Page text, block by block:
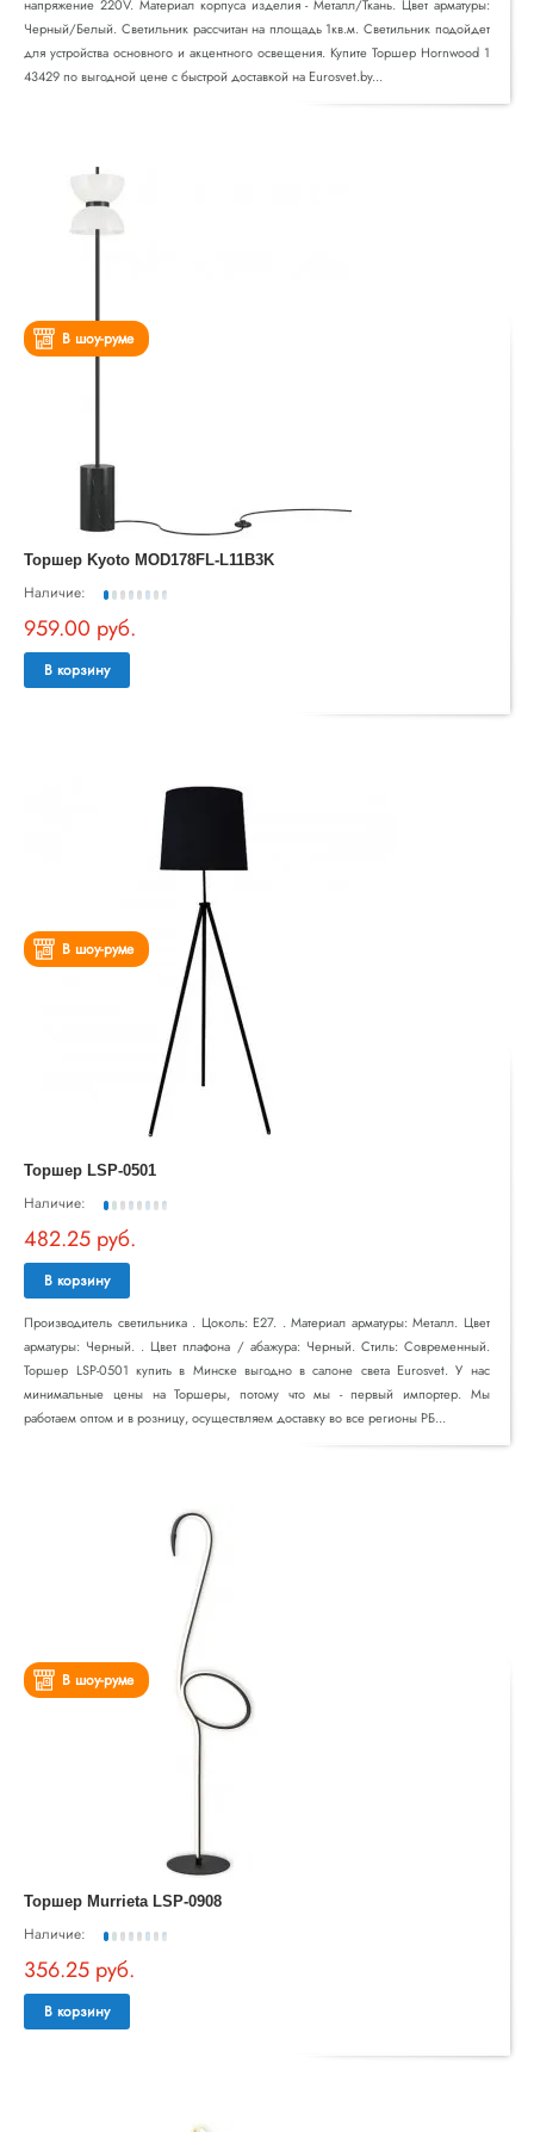
напряжение 220V. Материал корпуса изделия - Металл/Ткань. Цвет арматуры:
Черный/Белый. Светильник рассчитан на площадь 1кв.м. Светильник подойдет
для устройства основного и акцентного освещения. Купите Торшер Hornwood 1
43429 по выгодной цене с быстрой доставкой на Eurosvet.by...
В шоу-руме
Торшер Kyoto MOD178FL-L11B3K
Наличие:
959.00 руб.
В корзину
В шоу-руме
Торшер LSP-0501
Наличие:
482.25 руб.
В корзину
Производитель светильника . Цоколь: E27. . Материал арматуры: Металл. Цвет
арматуры: Черный. . Цвет плафона / абажура: Черный. Стиль: Современный.
Торшер LSP-0501 купить в Минске выгодно в салоне света Eurosvet. У нас
минимальные цены на Торшеры, потому что мы - первый импортер. Мы
работаем оптом и в розницу, осуществляем доставку во все регионы РБ...
В шоу-руме
Торшер Murrieta LSP-0908
Наличие:
356.25 руб.
В корзину